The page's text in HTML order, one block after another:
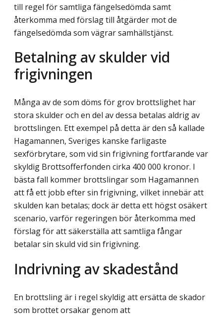
till regel för samtliga fängelsedömda samt
återkomma med förslag till åtgärder mot de
fängelsedömda som vägrar samhällstjänst.
Betalning av skulder vid
frigivningen
Många av de som döms för grov brottslighet har
stora skulder och en del av dessa betalas aldrig av
brottslingen. Ett exempel på detta är den så kallade
Hagamannen, Sveriges kanske farligaste
sexförbrytare, som vid sin frigivning fortfarande var
skyldig Brottsofferfonden cirka 400 000 kronor. I
bästa fall kommer brottslingar som Hagamannen
att få ett jobb efter sin frigivning, vilket innebär att
skulden kan betalas; dock är detta ett högst osäkert
scenario, varför regeringen bör återkomma med
förslag för att säkerställa att samtliga fångar
betalar sin skuld vid sin frigivning.
Indrivning av skadestånd
En brottsling är i regel skyldig att ersätta de skador
som brottet orsakar genom att